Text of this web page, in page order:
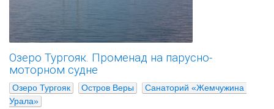
Озеро Тургояк. Променад на парусно-
моторном судне
Озеро Тургояк Остров Веры
Санаторий «Жемчужина
Урала»